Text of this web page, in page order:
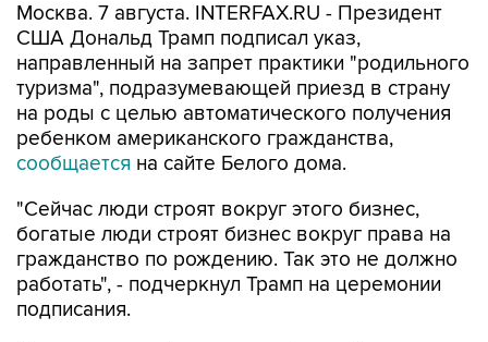
Москва. 7 августа. INTERFAX.RU - Президент
США Дональд Трамп подписал указ,
направленный на запрет практики "родильного
туризма", подразумевающей приезд в страну
на роды с целью автоматического получения
ребенком американского гражданства,
сообщается на сайте Белого дома.
"Сейчас люди строят вокруг этого бизнес,
богатые люди строят бизнес вокруг права на
гражданство по рождению. Так это не должно
работать", - подчеркнул Трамп на церемонии
подписания.